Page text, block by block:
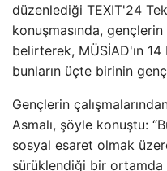
düzenlediği TEXIT'24
konuşmasında,
belirterek, MÜSİAD'ın
bunların üçte birinin
Gençlerin
Asmalı, şöyle konuştu:
sosyal esaret olmak
sürüklendiği bir ortamda